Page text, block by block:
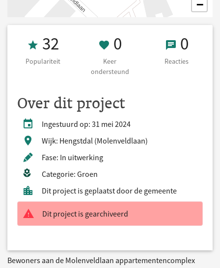
−
Populariteit 32
32
Populariteit
0 Keer
0
Keer
ondersteund
0 0
Reacties
Over dit project
Ingestuurd op: 31 mei 2024
Wijk: Hengstdal (Molenveldlaan)
Fase: In uitwerking
Categorie: Groen
Dit project is geplaatst door de gemeente
Dit project is gearchiveerd
Bewoners aan de Molenveldlaan appartementencomplex